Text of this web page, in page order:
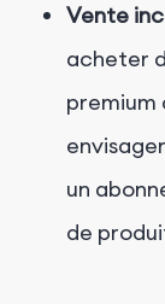
Vente
acheter
premium
un
de